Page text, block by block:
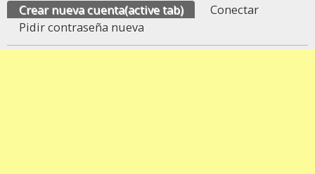
Crear nueva cuenta(active tab)
Conectar
Pidir contraseña nueva